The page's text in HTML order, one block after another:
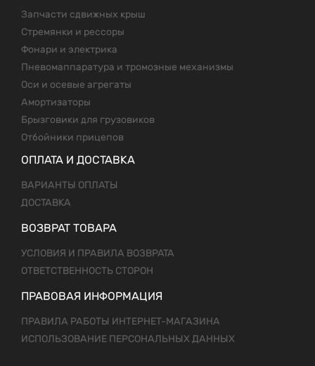
Запчасти сдвижных крыш
Стремянки и рессоры
Фонари и электрика
Пневомаппаратура и тромозные механизмы
Оси и осевые агрегаты
Амортизаторы
Брызговики для грузовиков
Отбойники прицепов
ОПЛАТА И ДОСТАВКА
ВАРИАНТЫ ОПЛАТЫ
ДОСТАВКА
ВОЗВРАТ ТОВАРА
УСЛОВИЯ И ПРАВИЛА ВОЗВРАТА
ОТВЕТСТВЕННОСТЬ СТОРОН
ПРАВОВАЯ ИНФОРМАЦИЯ
ПРАВИЛА РАБОТЫ ИНТЕРНЕТ-МАГАЗИНА
ИСПОЛЬЗОВАНИЕ ПЕРСОНАЛЬНЫХ ДАННЫХ